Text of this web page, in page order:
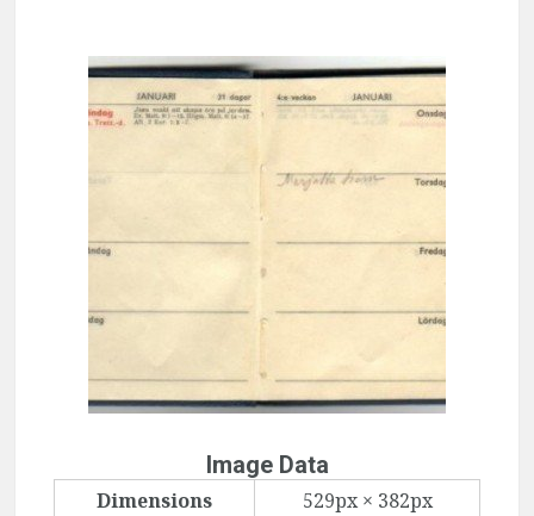
Image Data
Dimensions 529px × 382px